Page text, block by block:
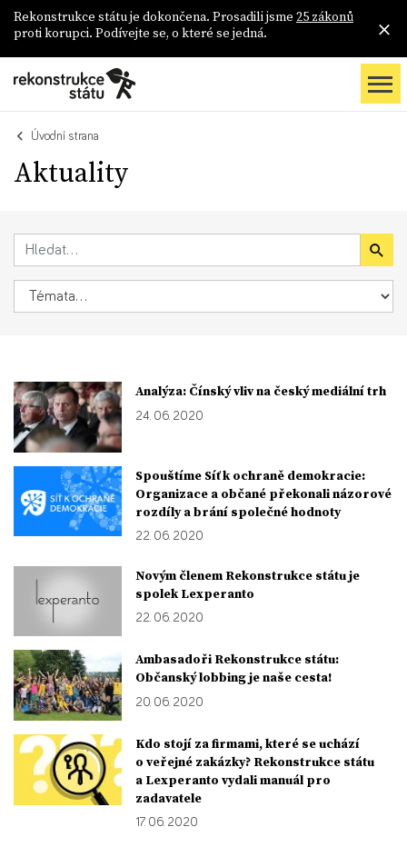
Rekonstrukce státu je dokončena. Prosadili jsme 25 zákonů
proti korupci. Podívejte se, o které se jedná.
Úvodní strana
Aktuality
Analýza: Čínský vliv na český mediální trh
24. 06. 2020
Spouštíme Síť k ochraně demokracie:
Organizace a občané překonali názorové
rozdíly a brání společné hodnoty
22. 06. 2020
Novým členem Rekonstrukce státu je
spolek Lexperanto
22. 06. 2020
Ambasadoři Rekonstrukce státu:
Občanský lobbing je naše cesta!
20. 06. 2020
Kdo stojí za firmami, které se uchází
o veřejné zakázky? Rekonstrukce státu
a Lexperanto vydali manuál pro
zadavatele
17. 06. 2020